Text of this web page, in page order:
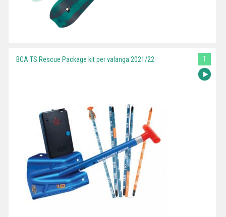
BCA TS Rescue Package kit per valanga 2021/22 T